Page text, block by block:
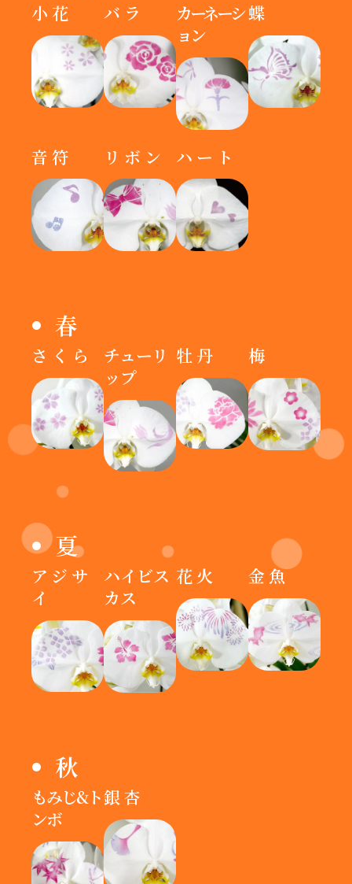
小花 バラ
カーネーシ
ョン
蝶
音符 リボン ハート
春
さくら
チューリ
ップ
牡丹 梅
夏
アジサ
イ
ハイビス
カス
花火 金魚
秋
もみじ&ト
ンボ
銀杏